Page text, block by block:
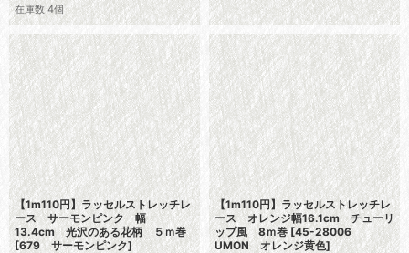
在庫数 4個
【1m110円】ラッセルストレッチレ
ース サーモンピンク 幅
13.4cm 光沢のある花柄 ５ｍ巻
[679 サーモンピンク]
【1m110円】ラッセルストレッチレ
ース オレンジ幅16.1cm チューリ
ップ風 8ｍ巻 [45-28006
UMON オレンジ黄色]